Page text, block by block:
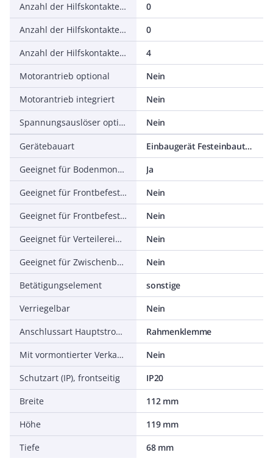
Anzahl der Hilfskontakte als Öffner
0
Anzahl der Hilfskontakte als Schließer
0
Anzahl der Hilfskontakte als Wechsler
4
Motorantrieb optional
Nein
Motorantrieb integriert
Nein
Spannungsauslöser optional
Nein
Gerätebauart
Einbaugerät Festeinbautechnik
Geeignet für Bodenmontage
Ja
Geeignet für Frontbefestigung 4-Loch
Nein
Geeignet für Frontbefestigung Zentral
Nein
Geeignet für Verteilereinbau
Nein
Geeignet für Zwischenbau
Nein
Betätigungselement
sonstige
Verriegelbar
Nein
Anschlussart Hauptstromkreis
Rahmenklemme
Mit vormontierter Verkabelung
Nein
Schutzart (IP), frontseitig
IP20
Breite
112 mm
Höhe
119 mm
Tiefe
68 mm